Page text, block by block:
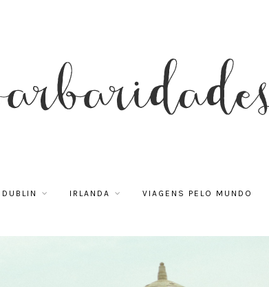
DUBLIN IRLANDA VIAGENS PELO MUNDO